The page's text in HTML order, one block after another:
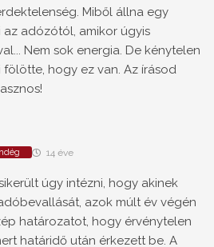
Miből állna egy
adózótól, amikor úgyis
Nem sok energia. De kénytelen
hogy ez van. Az írásod
14 éve
úgy intézni, hogy akinek
azok múlt év végén
határozatot, hogy érvénytelen
határidő után érkezett be. A